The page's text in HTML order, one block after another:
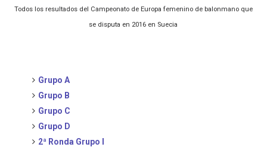
Todos los resultados del Campeonato de Europa femenino de balonmano que
se disputa en 2016 en Suecia
Grupo A
Grupo B
Grupo C
Grupo D
2ª Ronda Grupo I